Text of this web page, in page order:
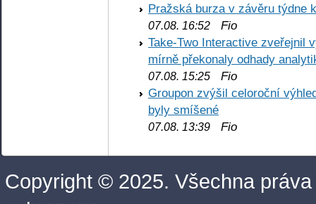
Pražská burza v závěru týdne
07.08. 16:52 Fio
Take-Two Interactive zveřejnil
mírně překonaly odhady
07.08. 15:25 Fio
Groupon zvýšil celoroční
byly smíšené
07.08. 13:39 Fio
Copyright © 2025. Všechna práva